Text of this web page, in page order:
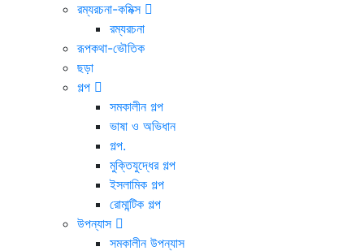
রম্যরচনা-কমিক্স
রম্যরচনা
রূপকথা-ভৌতিক
ছড়া
গল্প
সমকালীন গল্প
ভাষা ও অভিধান
গল্প.
মুক্তিযুদ্ধের গল্প
ইসলামিক গল্প
রোমান্টিক গল্প
উপন্যাস
সমকালীন উপন্যাস